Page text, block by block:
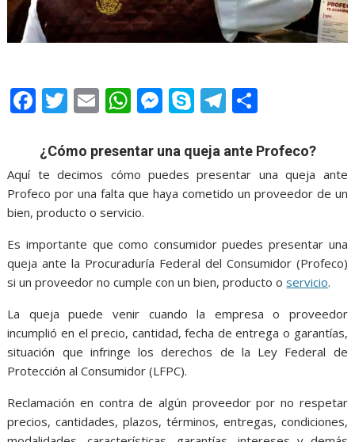
F
e
b
o
o
k
T
itt
er
E
ai
l
W
at
s
A
p
p
M
ss
e
n
er
S
y
p
e
T
e
gr
a
ar
e
¿Cómo presentar una queja ante Profeco?
Aquí te decimos cómo puedes presentar una queja ante
Profeco por una falta que haya cometido un proveedor de un
bien, producto o servicio.
Es importante que como consumidor puedes presentar una
queja ante la Procuraduría Federal del Consumidor (Profeco)
si un proveedor no cumple con un bien, producto oservicio.
La queja puede venir cuando la empresa o proveedor
incumplió en el precio, cantidad, fecha de entrega o garantías,
situación que infringe los derechos de la Ley Federal de
Protección al Consumidor (LFPC).
Reclamación en contra de algún proveedor por no respetar
precios, cantidades, plazos, términos, entregas, condiciones,